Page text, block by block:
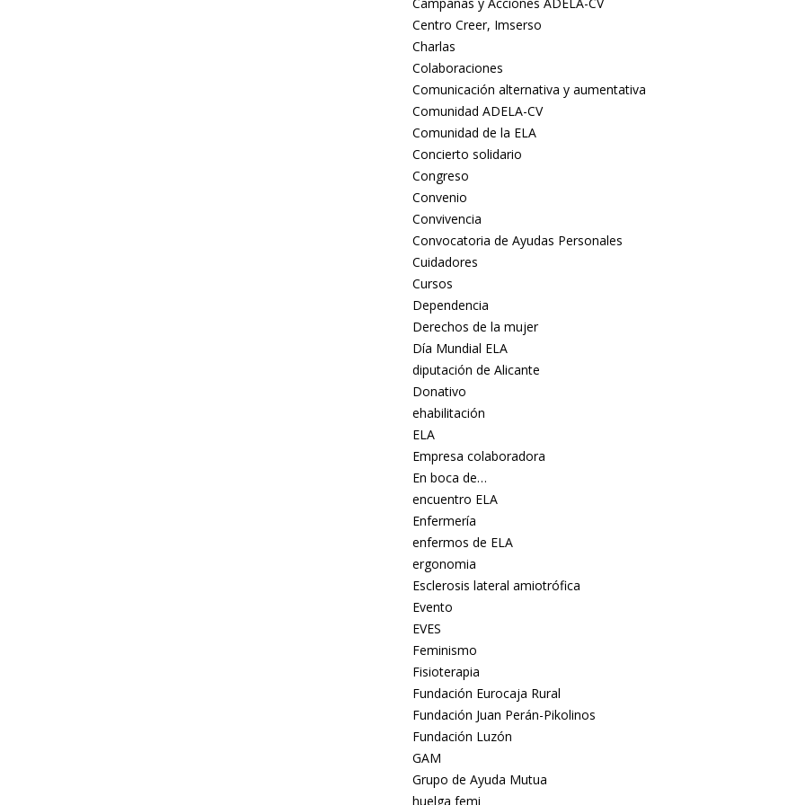
Centro Creer, Imserso
Charlas
Colaboraciones
Comunicación alternativa y aumentativa
Comunidad ADELA-CV
Comunidad de la ELA
Concierto solidario
Congreso
Convenio
Convivencia
Convocatoria de Ayudas Personales
Cuidadores
Cursos
Dependencia
Derechos de la mujer
Día Mundial ELA
diputación de Alicante
Donativo
ehabilitación
ELA
Empresa colaboradora
En boca de…
encuentro ELA
Enfermería
enfermos de ELA
ergonomia
Esclerosis lateral amiotrófica
Evento
EVES
Feminismo
Fisioterapia
Fundación Eurocaja Rural
Fundación Juan Perán-Pikolinos
Fundación Luzón
GAM
Grupo de Ayuda Mutua
huelga femi